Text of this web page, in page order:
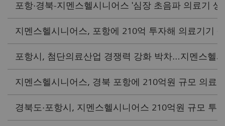
포항·경북-지멘스헬시니어스 '심장 초음파 의료기
지멘스헬시니어스, 포항에 210억 투자해 의료기기
포항시, 첨단의료산업 경쟁력 강화 박차…지멘스헬
지멘스헬시니어스, 경북 포항에 210억원 규모 의료
경북도·포항시, 지멘스헬시니어스 210억원 규모 투